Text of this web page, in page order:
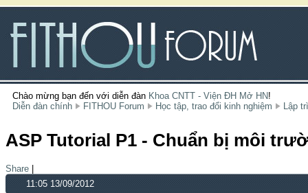
Chào mừng bạn đến với diễn đàn Khoa CNTT - Viện ĐH Mở HN!
Diễn đàn chính
FITHOU Forum Học tập, trao đổi kinh nghiệm Lập
ASP Tutorial P1 - Chuẩn bị môi
Share
11:05 13/09/2012